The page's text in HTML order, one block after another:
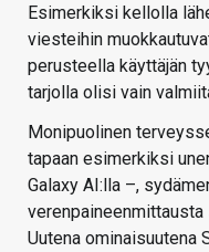
Esimerkiksi kellolla
viesteihin
perusteella käyttäjän
tarjolla olisi vain
Monipuolinen
tapaan esimerkiksi
Galaxy AI:lla –,
Uutena ominaisuutena